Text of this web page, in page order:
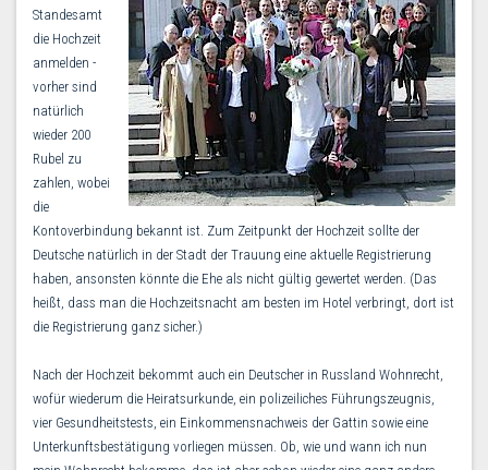
Standesamt
die Hochzeit
anmelden -
vorher sind
natürlich
wieder 200
Rubel zu
zahlen, wobei
die
Kontoverbindung bekannt ist. Zum Zeitpunkt der Hochzeit sollte der
Deutsche natürlich in der Stadt der Trauung eine aktuelle Registrierung
haben, ansonsten könnte die Ehe als nicht gültig gewertet werden. (Das
heißt, dass man die Hochzeitsnacht am besten im Hotel verbringt, dort ist
die Registrierung ganz sicher.)
Nach der Hochzeit bekommt auch ein Deutscher in Russland Wohnrecht,
wofür wiederum die Heiratsurkunde, ein polizeiliches Führungszeugnis,
vier Gesundheitstests, ein Einkommensnachweis der Gattin sowie eine
Unterkunftsbestätigung vorliegen müssen. Ob, wie und wann ich nun